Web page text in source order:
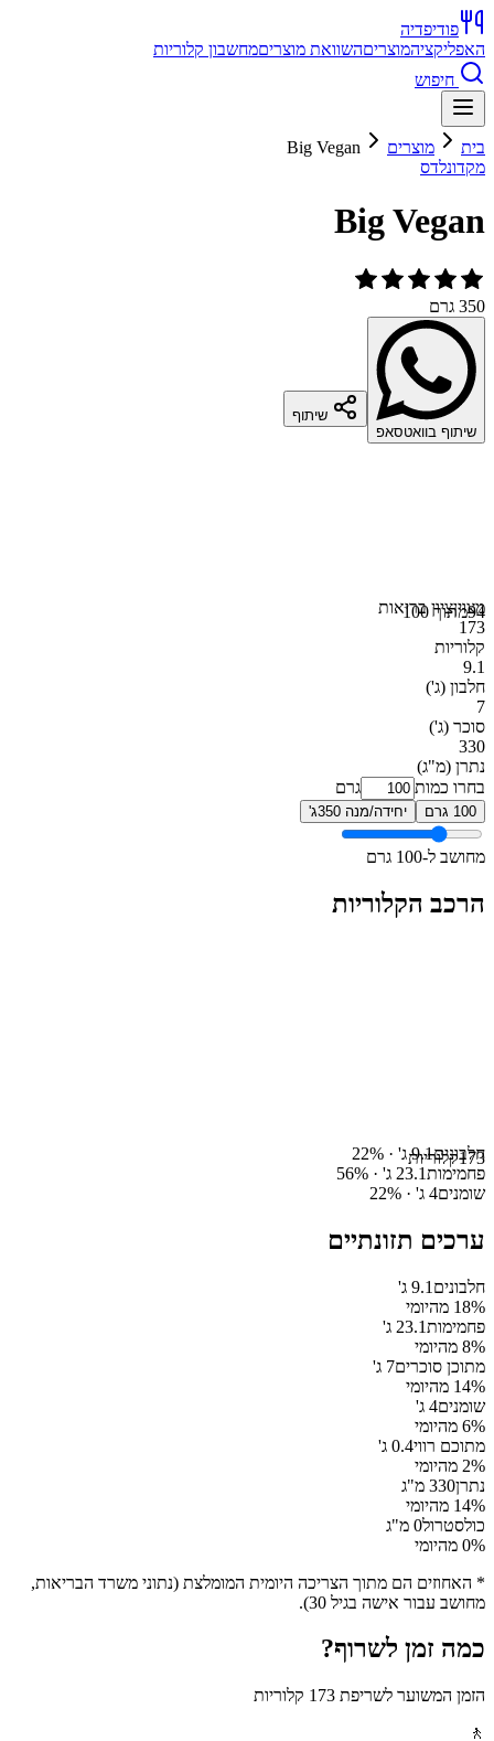
פודיפדיה
האפליקציהמוצריםהשוואת מוצריםמחשבון קלוריות
חיפוש
בית מוצרים
Big Vegan
מקדונלדס
Big Vegan
350 גרם
שיתוף בוואטסאפ
שיתוף
94מתוך 100מצויןציון בריאות
173
קלוריות
9.1
חלבון (ג')
7
סוכר (ג')
330
נתרן (מ"ג)
בחרו כמות
גרם
100 גרם יחידה/מנה 350ג'
מחושב ל-100 גרם
הרכב הקלוריות
173קלוריותחלבונים9.1ג' · 22%
פחמימות23.1 ג' · 56%
שומנים4 ג' · 22%
ערכים תזונתיים
חלבונים 9.1 ג'
18% מהיומי
פחמימות23.1 ג'
8% מהיומי
מתוכן סוכרים7 ג'
14% מהיומי
שומנים4 ג'
6% מהיומי
מתוכם רווי0.4 ג'
2% מהיומי
נתרן330 מ"ג
14% מהיומי
כולסטרול0 מ"ג
0% מהיומי
* האחוזים הם מתוך הצריכה היומית המומלצת (נתוני משרד הבריאות,
מחושב עבור אישה בגיל 30).
כמה זמן לשרוף?
הזמן המשוער לשריפת 173 קלוריות
🚶